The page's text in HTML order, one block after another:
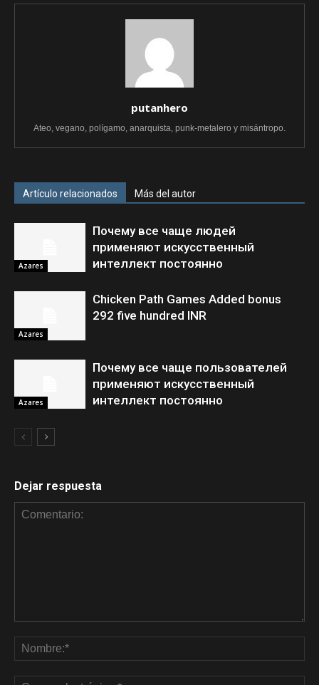
putanhero
Ateo, vegano, polígamo, anarquista, punk-metalero y misántropo.
Artículo relacionados Más del autor
Azares
Почему все чаще людей
применяют искусственный
интеллект постоянно
Azares
Chicken Path Games Added bonus
292 five hundred INR
Azares
Почему все чаще пользователей
применяют искусственный
интеллект постоянно
Dejar respuesta